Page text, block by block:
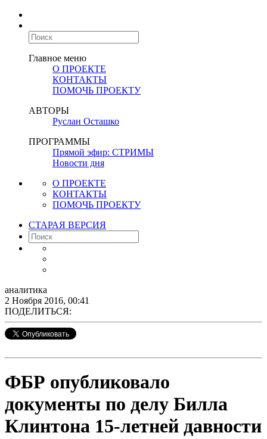
Главное меню
О ПРОЕКТЕ
КОНТАКТЫ
ПОМОЧЬ ПРОЕКТУ
АВТОРЫ
Руслан Осташко
ПРОГРАММЫ
Прямой эфир: СТРИМЫ
Новости дня
О ПРОЕКТЕ
КОНТАКТЫ
ПОМОЧЬ ПРОЕКТУ
СТАРАЯ ВЕРСИЯ
аналитика
2 Ноября 2016, 00:41
ПОДЕЛИТЬСЯ:
ФБР опубликовало
документы по делу Билла
Клинтона 15-летней давности